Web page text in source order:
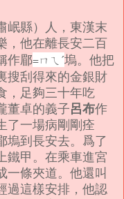
岷縣）人，東漢末
，他在離長安二百
作郿=ㄇㄟˊ塢。他把
搜刮得來的金銀財
，足夠三十年吃
董卓的義子呂布作
了一場病剛剛痊
塢到長安去。爲了
鐵甲。在乘車進宮
一條夾道。他還叫
過這樣安排，他認